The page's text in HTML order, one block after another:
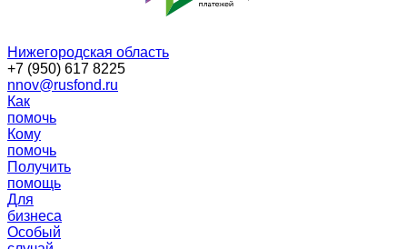
Нижегородская область
+7 (950) 617 8225
nnov@rusfond.ru
Как
помочь
Кому
помочь
Получить
помощь
Для
бизнеса
Особый